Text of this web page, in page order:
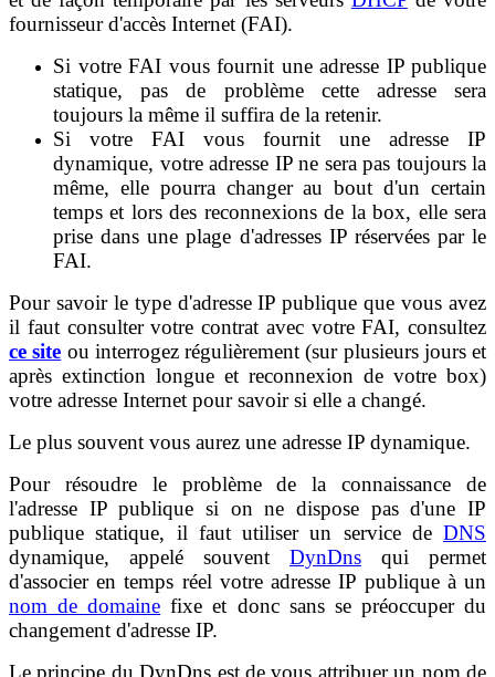
fournisseur d'accès Internet (FAI).
Si votre FAI vous fournit une adresse IP publique
statique, pas de problème cette adresse sera
toujours la même il suffira de la retenir.
Si votre FAI vous fournit une adresse IP
dynamique, votre adresse IP ne sera pas toujours la
même, elle pourra changer au bout d'un certain
temps et lors des reconnexions de la box, elle sera
prise dans une plage d'adresses IP réservées par le
FAI.
Pour savoir le type d'adresse IP publique que vous avez
il faut consulter votre contrat avec votre FAI, consultez
ce site ou interrogez régulièrement (sur plusieurs jours et
après extinction longue et reconnexion de votre box)
votre adresse Internet pour savoir si elle a changé.
Le plus souvent vous aurez une adresse IP dynamique.
Pour résoudre le problème de la connaissance de
l'adresse IP publique si on ne dispose pas d'une IP
publique statique, il faut utiliser un service de DNS
dynamique, appelé souvent DynDns qui permet
d'associer en temps réel votre adresse IP publique à un
nom de domaine fixe et donc sans se préoccuper du
changement d'adresse IP.
Le principe du DynDns est de vous attribuer un nom de